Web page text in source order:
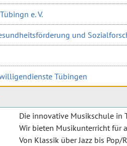
e. V.
und
Tübingen
Die innovative Musikschule in
Wir bieten Musikunterricht für
Von Klassik über Jazz bis Pop/